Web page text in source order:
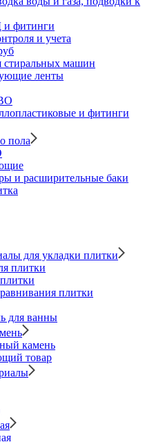
фитинги
и учета
машин
ленты
и фитинги
пола
и расширительные баки
для укладки плитки
плитки
плитки
для ванны
камень
товар